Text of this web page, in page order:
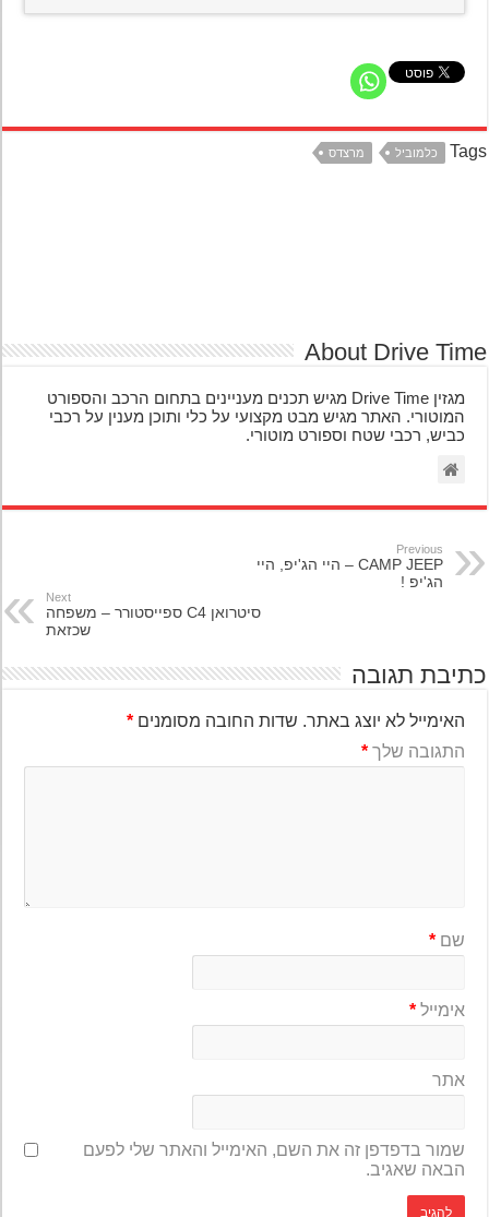
כלמוביל מרצדס
About Drive
מגזין Drive Time מגיש תכנים מעניינים בתחום הרכב והספורט
המוטורי. האתר מגיש מבט מקצועי על כלי ותוכן מענין על רכבי
כביש, רכבי שטח וספורט מוטורי.
Previous
CAMP JEEP – היי הג'יפ, היי
הג'יפ !
Next
סיטרואן C4 ספייסטורר – משפחה
שכזאת
תגובה
האימייל לא יוצג באתר. שדות החובה מסומנים*
התגובה שלך*
שם*
אימייל*
אתר
שמור בדפדפן זה את השם, האימייל והאתר שלי לפעם
הבאה שאגיב.